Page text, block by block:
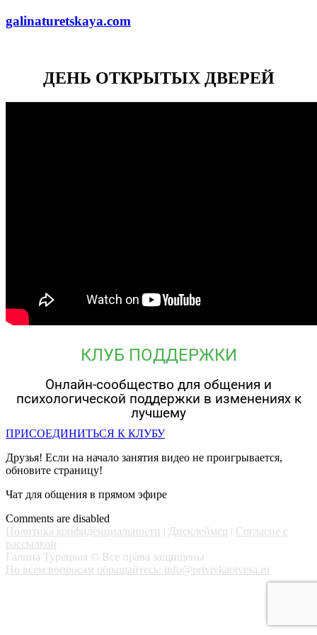
galinaturetskaya.com
ДЕНЬ ОТКРЫТЫХ ДВЕРЕЙ
КЛУБ ПОДДЕРЖКИ
Онлайн-сообщество для общения и
психологической поддержки в изменениях к
лучшему
ПРИСОЕДИНИТЬСЯ К КЛУБУ
Друзья! Если на начало занятия видео не проигрывается,
обновите страницу!
Чат для общения в прямом эфире
Comments are disabled
Политика конфиденциальности | Дисклеймер | Согласие с
рассылкой
Галина Турецкая © Все права защищены
По всем вопросам обращайтесь: info@privivkaotvesa.ru